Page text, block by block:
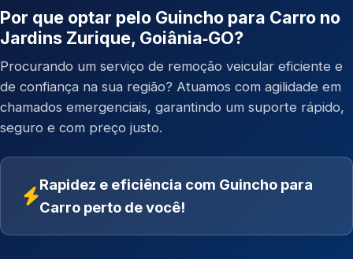
Por que optar pelo Guincho para Carro no
Jardins Zurique, Goiânia‑GO?
Procurando um serviço de remoção veicular eficiente e
de confiança na sua região? Atuamos com agilidade em
chamados emergenciais, garantindo um suporte rápido,
seguro e com preço justo.
Rapidez e eficiência com Guincho para
Carro perto de você!